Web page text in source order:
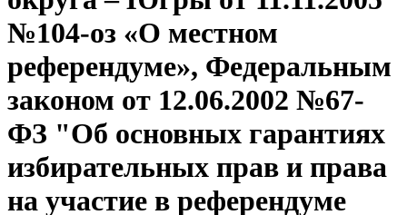
№104-оз «О местном
референдуме», Федеральным
законом от 12.06.2002 №67-
ФЗ "Об основных гарантиях
избирательных прав и права
на участие в референдуме